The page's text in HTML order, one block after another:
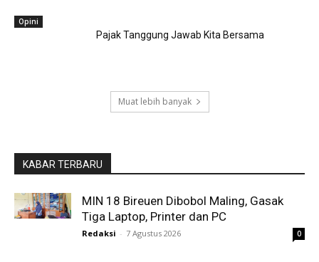
Opini
Pajak Tanggung Jawab Kita Bersama
Muat lebih banyak
KABAR TERBARU
MIN 18 Bireuen Dibobol Maling, Gasak
Tiga Laptop, Printer dan PC
Redaksi - 7 Agustus 2026 0